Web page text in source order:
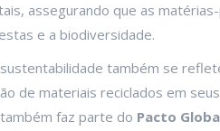
assegurando que as
e a biodiversidade.
também se
de materiais reciclados em
faz parte do Pacto